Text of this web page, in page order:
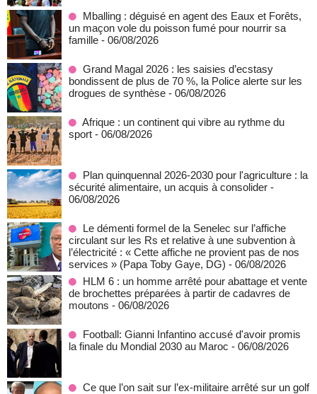
Mballing : déguisé en agent des Eaux et Forêts,
un maçon vole du poisson fumé pour nourrir sa
famille - 06/08/2026
Grand Magal 2026 : les saisies d’ecstasy
bondissent de plus de 70 %, la Police alerte sur les
drogues de synthèse - 06/08/2026
Afrique : un continent qui vibre au rythme du
sport - 06/08/2026
Plan quinquennal 2026-2030 pour l'agriculture : la
sécurité alimentaire, un acquis à consolider -
06/08/2026
Le démenti formel de la Senelec sur l’affiche
circulant sur les Rs et relative à une subvention à
l’électricité : « Cette affiche ne provient pas de nos
services » (Papa Toby Gaye, DG) - 06/08/2026
HLM 6 : un homme arrêté pour abattage et vente
de brochettes préparées à partir de cadavres de
moutons - 06/08/2026
Football: Gianni Infantino accusé d'avoir promis
la finale du Mondial 2030 au Maroc - 06/08/2026
Ce que l’on sait sur l’ex-militaire arrêté sur un golf